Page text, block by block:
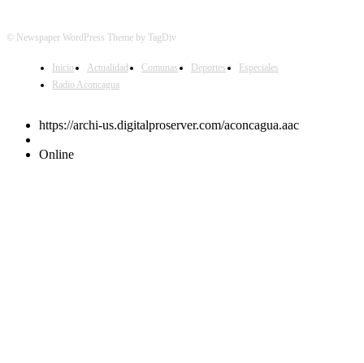
© Newspaper WordPress Theme by TagDiv
Inicio Actualidad Comunas Deportes
Especiales
Radio Aconcagua
https://archi-us.digitalproserver.com/aconcagua.aac
Online